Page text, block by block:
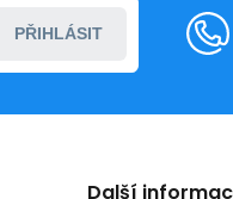
PŘIHLÁSIT
Další